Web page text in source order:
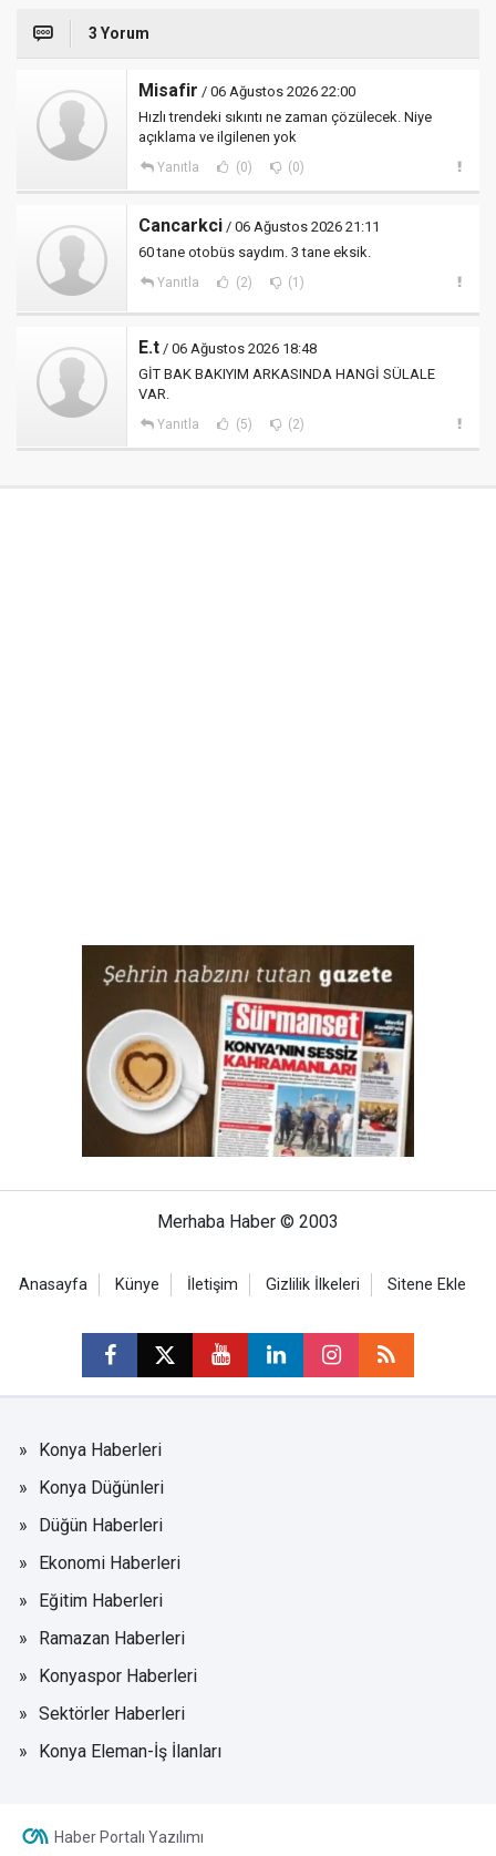
3 Yorum
Misafir / 06 Ağustos 2026 22:00
Hızlı trendeki sıkıntı ne zaman çözülecek. Niye
açıklama ve ilgilenen yok
Yanıtla (0) (0)
Cancarkci / 06 Ağustos 2026 21:11
60 tane otobüs saydım. 3 tane eksik.
Yanıtla (2) (1)
E.t / 06 Ağustos 2026 18:48
GİT BAK BAKIYIM ARKASINDA HANGİ SÜLALE
VAR.
Yanıtla (5) (2)
Merhaba Haber © 2003
Anasayfa Künye İletişim Gizlilik İlkeleri Sitene Ekle
Konya Haberleri
Konya Düğünleri
Düğün Haberleri
Ekonomi Haberleri
Eğitim Haberleri
Ramazan Haberleri
Konyaspor Haberleri
Sektörler Haberleri
Konya Eleman-İş İlanları
Haber Portalı Yazılımı